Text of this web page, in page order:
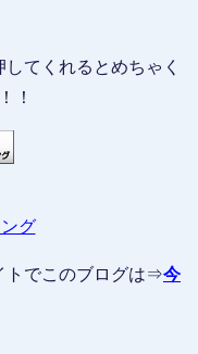
してくれるとめちゃく
！
グ
トでこのブログは⇒今